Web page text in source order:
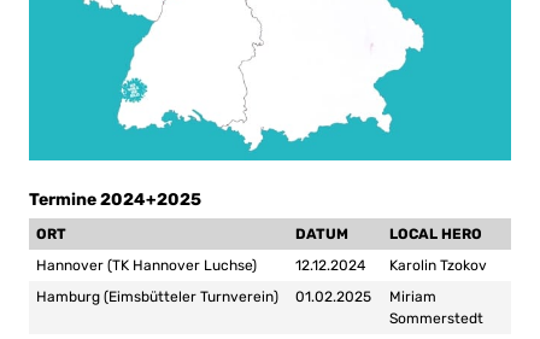
Termine 2024+2025
ORT DATUM
LOCAL HERO
Hannover (TK Hannover Luchse)
12.12.2024
Karolin Tzokov
Hamburg (Eimsbütteler Turnverein)
01.02.2025
Miriam
Sommerstedt